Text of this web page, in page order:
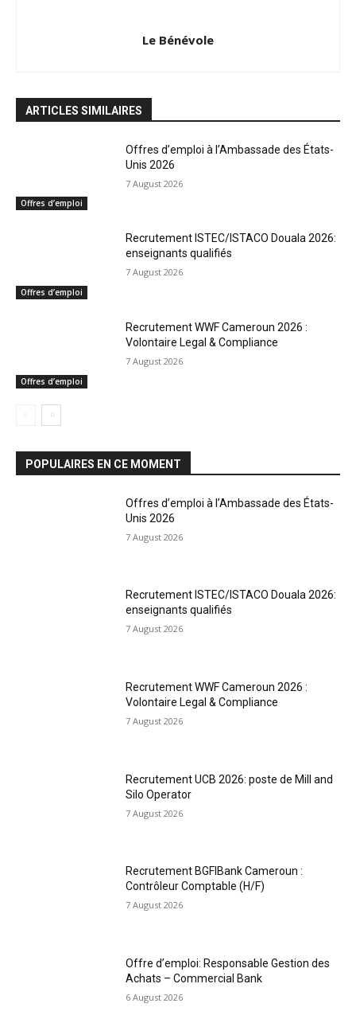
Le Bénévole
ARTICLES SIMILAIRES
Offres d’emploi
Offres d’emploi à l’Ambassade des États-
Unis 2026
7 August 2026
Offres d’emploi
Recrutement ISTEC/ISTACO Douala 2026:
enseignants qualifiés
7 August 2026
Offres d’emploi
Recrutement WWF Cameroun 2026 :
Volontaire Legal & Compliance
7 August 2026
POPULAIRES EN CE MOMENT
Offres d’emploi à l’Ambassade des États-
Unis 2026
7 August 2026
Recrutement ISTEC/ISTACO Douala 2026:
enseignants qualifiés
7 August 2026
Recrutement WWF Cameroun 2026 :
Volontaire Legal & Compliance
7 August 2026
Recrutement UCB 2026: poste de Mill and
Silo Operator
7 August 2026
Recrutement BGFIBank Cameroun :
Contrôleur Comptable (H/F)
7 August 2026
Offre d’emploi: Responsable Gestion des
Achats – Commercial Bank
6 August 2026